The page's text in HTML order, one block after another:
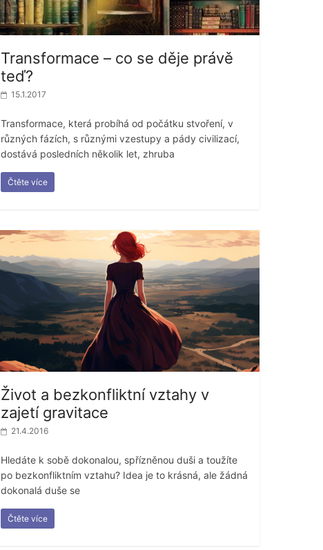
Transformace – co se děje právě
teď?
15.1.2017
Transformace, která probíhá od počátku stvoření, v
různých fázích, s různými vzestupy a pády civilizací,
dostává posledních několik let, zhruba
Čtěte více
Život a bezkonfliktní vztahy v
zajetí gravitace
21.4.2016
Hledáte k sobě dokonalou, spřízněnou duši a toužíte
po bezkonfliktním vztahu? Idea je to krásná, ale žádná
dokonalá duše se
Čtěte více